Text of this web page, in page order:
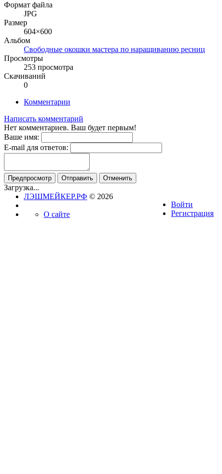
Формат файла
JPG
Размер
604×600
Альбом
Свободные окошки мастера по наращиванию ресниц
Просмотры
253 просмотра
Скачиваний
0
Комментарии
Написать комментарий
Нет комментариев. Ваш будет первым!
Ваше имя:
E-mail для ответов:
Загрузка...
Войти
Регистрация
ЛЭШМЕЙКЕР.РФ © 2026
О сайте